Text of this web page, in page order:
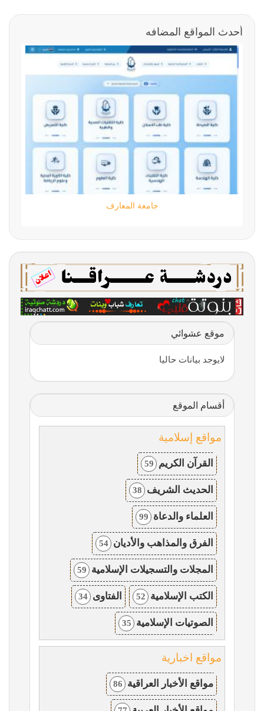
أحدث المواقع المضافه
جامعة المعارف
موقع عشوائي
لايوجد بيانات حاليا
أقسام الموقع
مواقع إسلامية
القرآن الكريم 59
الحديث الشريف 38
العلماء والدعاة 99
الفرق والمذاهب والأديان 54
المجلات والتسجيلات الإسلامية 59
الكتب الإسلامية 52 الفتاوى 34
الصوتيات الإسلامية 35
مواقع اخبارية
مواقع الأخبار العراقية 86